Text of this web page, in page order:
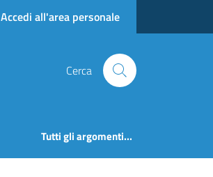
Accedi all'area personale
Cerca
Tutti gli argomenti...